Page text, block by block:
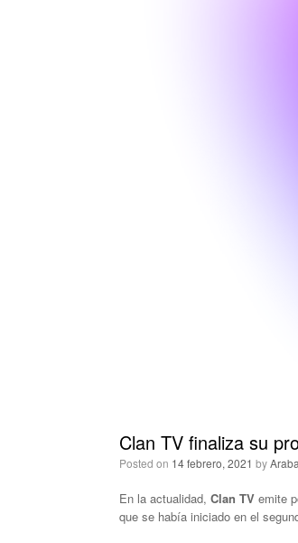
Clan TV finaliza su
Posted on 14 febrero, 2021 by
En la actualidad, Clan TV emite
que se había iniciado en el